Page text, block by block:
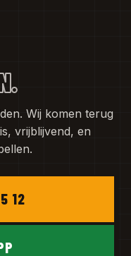
Wij komen terug
vrijblijvend, en
12